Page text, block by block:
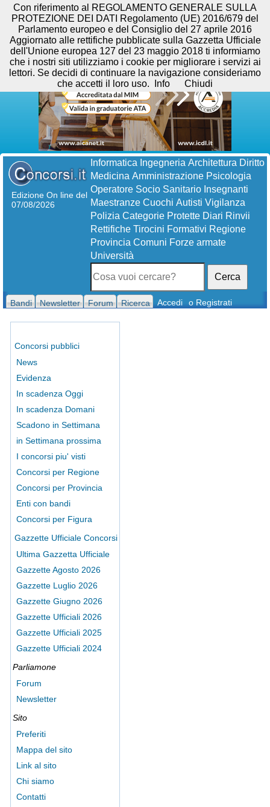
Edizione On line del
07/08/2026
Informatica Ingegneria Architettura Diritto
Medicina Amministrazione Psicologia
Operatore Socio Sanitario Insegnanti
Maestranze Cuochi Autisti Vigilanza
Polizia Categorie Protette Diari Rinvii
Rettifiche Tirocini Formativi Regione
Provincia Comuni Forze armate
Università
Cerca
Bandi Newsletter Forum Ricerca Accedi o Registrati
Concorsi pubblici
News
Evidenza
In scadenza Oggi
In scadenza Domani
Scadono in Settimana
in Settimana prossima
I concorsi piu' visti
Concorsi per Regione
Concorsi per Provincia
Enti con bandi
Concorsi per Figura
Gazzette Ufficiale Concorsi
Ultima Gazzetta Ufficiale
Gazzette Agosto 2026
Gazzette Luglio 2026
Gazzette Giugno 2026
Gazzette Ufficiali 2026
Gazzette Ufficiali 2025
Gazzette Ufficiali 2024
Parliamone
Forum
Newsletter
Sito
Preferiti
Mappa del sito
Link al sito
Chi siamo
Contatti
Con riferimento al REGOLAMENTO GENERALE SULLA
PROTEZIONE DEI DATI Regolamento (UE) 2016/679 del
Parlamento europeo e del Consiglio del 27 aprile 2016
Aggiornato alle rettifiche pubblicate sulla Gazzetta Ufficiale
dell'Unione europea 127 del 23 maggio 2018 ti informiamo
che i nostri siti utilizziamo i cookie per migliorare i servizi ai
lettori. Se decidi di continuare la navigazione consideriamo
che accetti il loro uso.
Info Chiudi